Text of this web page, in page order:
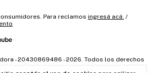
Para reclamos ingresá acá. /
- 20430869486 - 2026. Todos los derechos